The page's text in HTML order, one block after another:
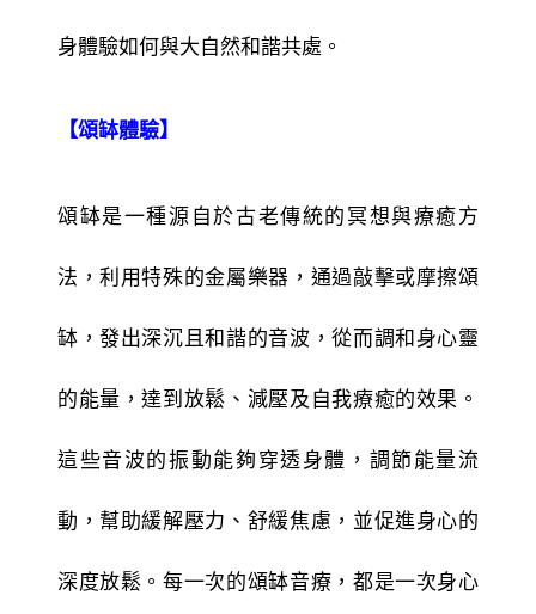
身體驗如何與大自然和諧共處。
【頌缽體驗】
頌缽是一種源自於古老傳統的冥想與療癒方
法，利用特殊的金屬樂器，通過敲擊或摩擦頌
缽，發出深沉且和諧的音波，從而調和身心靈
的能量，達到放鬆、減壓及自我療癒的效果。
這些音波的振動能夠穿透身體，調節能量流
動，幫助緩解壓力、舒緩焦慮，並促進身心的
深度放鬆。每一次的頌缽音療，都是一次身心